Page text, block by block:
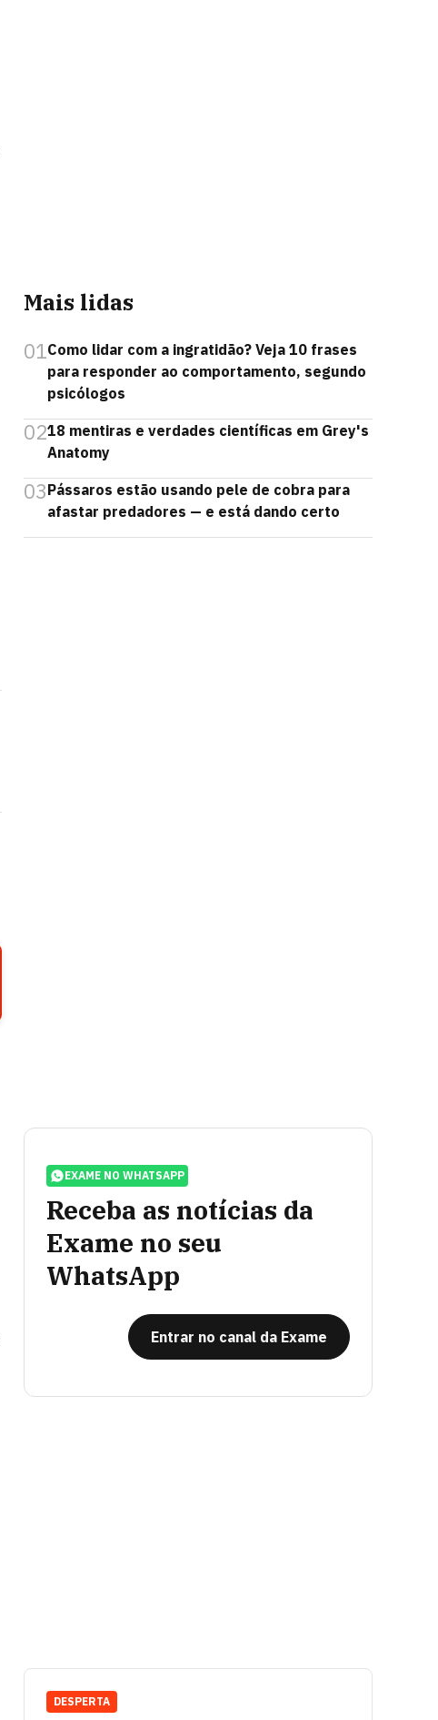
Mais lidas
01Como lidar com a ingratidão? Veja 10 frases
para responder ao comportamento, segundo
psicólogos
0218 mentiras e verdades científicas em Grey's
Anatomy
03Pássaros estão usando pele de cobra para
afastar predadores — e está dando certo
EXAME NO WHATSAPP
Receba as notícias da
Exame no seu
WhatsApp
Entrar no canal da Exame
DESPERTA